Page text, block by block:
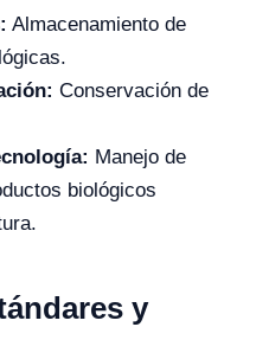
Almacenamiento de
Conservación de
Manejo de
biológicos
y